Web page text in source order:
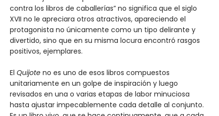
contra los libros de caballerías” no significa que el siglo
XVII no le apreciara otros atractivos, apareciendo el
protagonista no únicamente como un tipo delirante y
divertido, sino que en su misma locura encontró rasgos
positivos, ejemplares.
El Quijote no es uno de esos libros compuestos
unitariamente en un golpe de inspiración y luego
revisados en una o varias etapas de labor minuciosa
hasta ajustar impecablemente cada detalle al conjunto.